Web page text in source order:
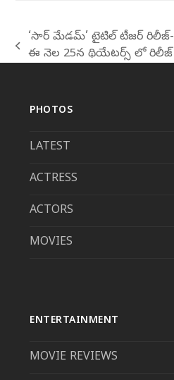
previous
‘సార్‌ మేడమ్‌’ టైటిల్ టీజర్ రిలీజ్-
ఈ నెల 25న థియేటర్స్ లో రిలీజ్
PHOTOS
LATEST
ACTRESS
ACTORS
MOVIES
ENTERTAINMENT
MOVIE REVIEWS